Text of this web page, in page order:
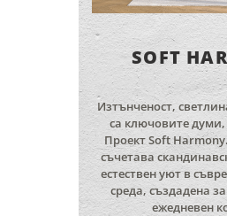
SOFT
Изтънченост,
са ключовите
Проект Soft
съчетава
естествен уют в
среда, създадена
ежедневен